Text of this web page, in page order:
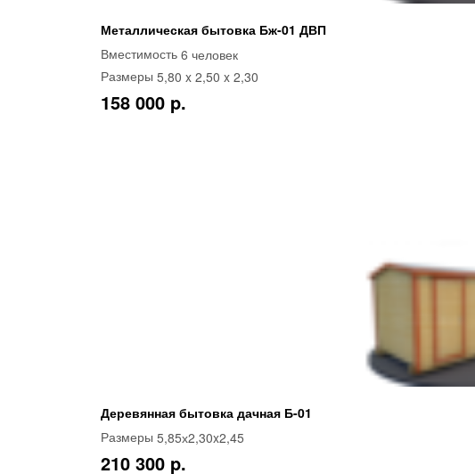
Металлическая бытовка Бж-01 ДВП
Вместимость 6 человек
Размеры 5,80 x 2,50 x 2,30
158 000 p.
Деревянная бытовка дачная Б-01
Размеры 5,85х2,30x2,45
210 300 p.